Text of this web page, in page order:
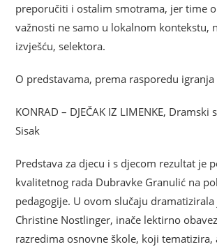
preporučiti i ostalim smotrama, jer time
važnosti ne samo u lokalnom kontekstu,
izvješću, selektora.
O predstavama, prema rasporedu igranja
KONRAD – DJEČAK IZ LIMENKE, Dramski
Sisak
Predstava za djecu i s djecom rezultat je
kvalitetnog rada Dubravke Granulić na
pedagogije. U ovom slučaju
Christine Nostlinger, inače lektirno
razredima osnovne škole, koji tematizira,